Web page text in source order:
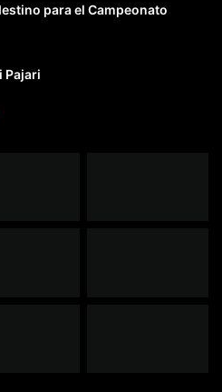
para el Campeonato
Pajari